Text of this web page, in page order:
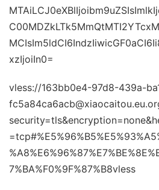
xzIjoiIn0=
vless://163bb0e4-97d8-439a-
7%BA%F0%9F%87%B8vless